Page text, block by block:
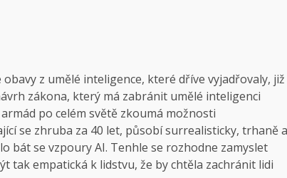
z umělé inteligence, které dříve vyjadřovaly, již
zákona, který má zabránit umělé inteligenci
po celém světě zkoumá možnosti
se zhruba za 40 let, působí surrealisticky, trhaně a
bát se vzpoury AI. Tenhle se rozhodne zamyslet
tak empatická k lidstvu, že by chtěla zachránit lidi